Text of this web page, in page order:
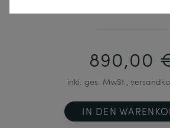
890,00
inkl. ges. MwSt.,
IN DEN